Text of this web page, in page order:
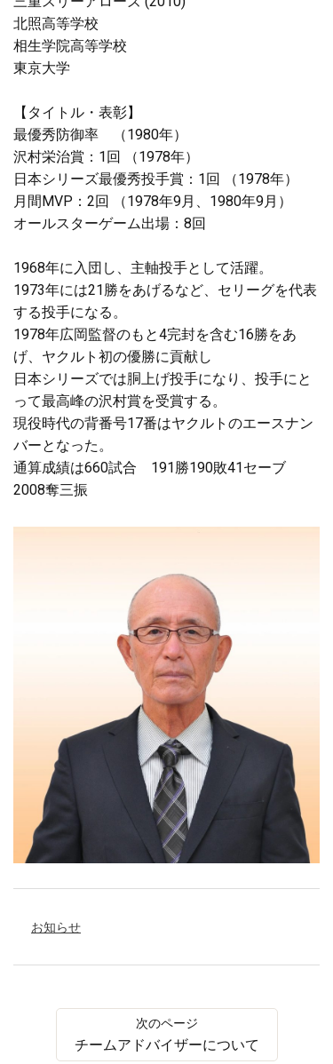
北照高等学校
相生学院高等学校
東京大学
【タイトル・表彰】
最優秀防御率 （1980年）
沢村栄治賞：1回 （1978年）
日本シリーズ最優秀投手賞：1回 （1978年）
月間MVP：2回 （1978年9月、1980年9月）
オールスターゲーム出場：8回
1968年に入団し、主軸投手として活躍。
1973年には21勝をあげるなど、セリーグを代表
する投手になる。
1978年広岡監督のもと4完封を含む16勝をあ
げ、ヤクルト初の優勝に貢献し
日本シリーズでは胴上げ投手になり、投手にと
って最高峰の沢村賞を受賞する。
現役時代の背番号17番はヤクルトのエースナン
バーとなった。
通算成績は660試合 191勝190敗41セーブ
2008奪三振
お知らせ
チームアドバイザーについて